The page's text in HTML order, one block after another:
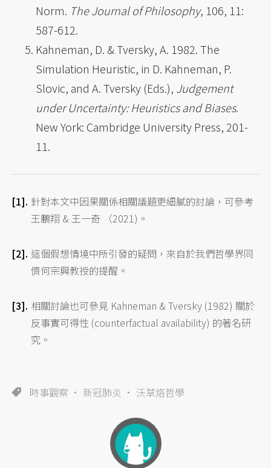
Norm. The Journal of Philosophy, 106, 11:
587-612.
Kahneman, D. & Tversky, A. 1982. The
Simulation Heuristic, in D. Kahneman, P.
Slovic, and A. Tversky (Eds.), Judgement
under Uncertainty: Heuristics and Biases.
New York: Cambridge University Press, 201-
11.
針對本文中因果關係相關議題更細膩的討論，可參考
王鵬翔 & 王一奇 （2021)。
這個假想情境中所引發的疑問，來自於我們哲學界同
儕何宗興教授的提醒。
相關討論也可參見 Kahneman & Tversky (1982) 關於
反事實可得性 (counterfactual availability) 的著名研
究。
時事觀察 新冠肺炎 沃草烙哲學